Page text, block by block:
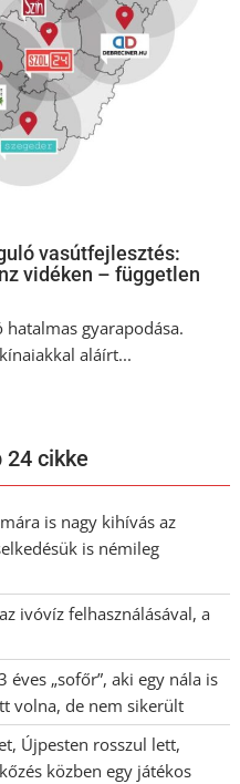
vasútfejlesztés:
vidéken – független
hatalmas gyarapodása.
aláírt...
24 cikke
is nagy kihívás az
is némileg
ivóvíz felhasználásával, a
„sofőr”, aki egy nála is
volna, de nem sikerült
Újpesten rosszul lett,
közben egy játékos